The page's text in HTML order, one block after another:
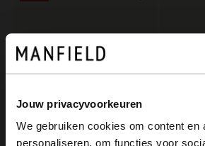
Jouw privacyvoorkeuren
We gebruiken cookies om content en
personaliseren, om functies voor